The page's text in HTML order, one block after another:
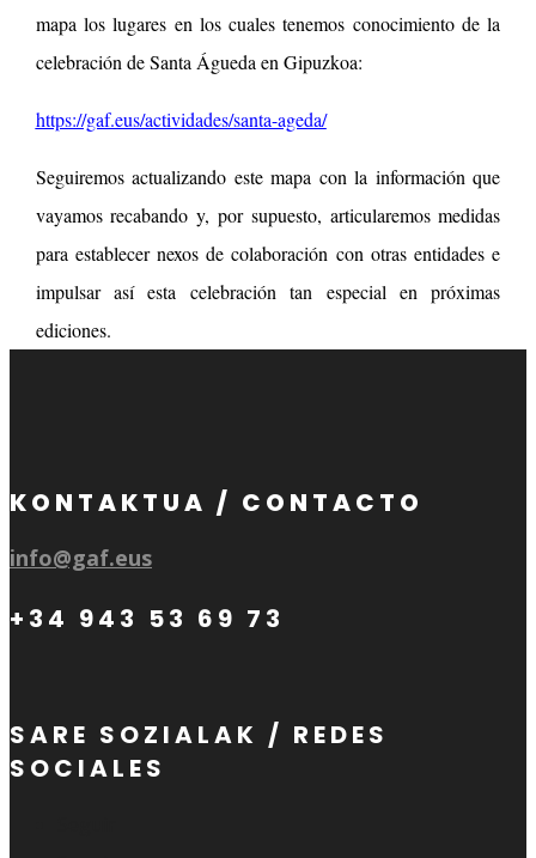
mapa los lugares en los cuales tenemos conocimiento de la
celebración de Santa Águeda en Gipuzkoa:
https://gaf.eus/actividades/santa-ageda/
Seguiremos actualizando este mapa con la información que
vayamos recabando y, por supuesto, articularemos medidas
para establecer nexos de colaboración con otras entidades e
impulsar así esta celebración tan especial en próximas
ediciones.
KONTAKTUA / CONTACTO
info@gaf.eus
+34 943 53 69 73
SARE SOZIALAK / REDES
SOCIALES